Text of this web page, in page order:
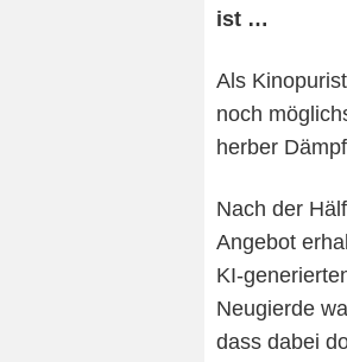
ist …
Als
noch
herber
Nach der
Angebot
KI-
Neugierde
dass dabei